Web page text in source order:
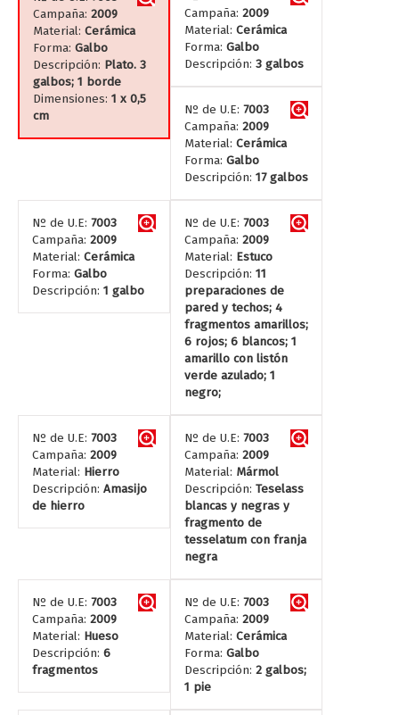
Campaña: 2009
Material: Cerámica
Forma: Galbo
Descripción: Plato. 3
galbos; 1 borde
Dimensiones: 1 x 0,5
cm
Campaña: 2009
Material: Cerámica
Forma: Galbo
Descripción: 3 galbos
Nº de U.E: 7003
Campaña: 2009
Material: Cerámica
Forma: Galbo
Descripción: 17 galbos
Nº de U.E: 7003
Campaña: 2009
Material: Cerámica
Forma: Galbo
Descripción: 1 galbo
Nº de U.E: 7003
Campaña: 2009
Material: Estuco
Descripción: 11
preparaciones de
pared y techos; 4
fragmentos amarillos;
6 rojos; 6 blancos; 1
amarillo con listón
verde azulado; 1
negro;
Nº de U.E: 7003
Campaña: 2009
Material: Hierro
Descripción: Amasijo
de hierro
Nº de U.E: 7003
Campaña: 2009
Material: Mármol
Descripción: Teselass
blancas y negras y
fragmento de
tesselatum con franja
negra
Nº de U.E: 7003
Campaña: 2009
Material: Hueso
Descripción: 6
fragmentos
Nº de U.E: 7003
Campaña: 2009
Material: Cerámica
Forma: Galbo
Descripción: 2 galbos;
1 pie